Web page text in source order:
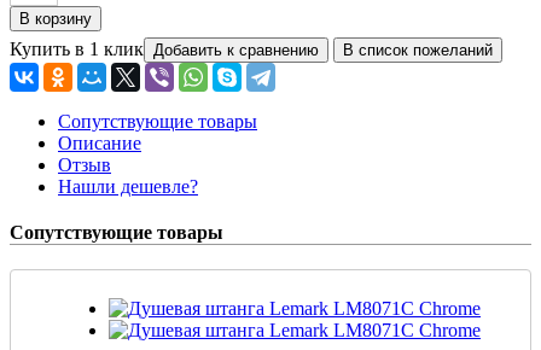
Купить в 1 клик
Сопутствующие товары
Описание
Отзыв
Нашли дешевле?
Сопутствующие товары